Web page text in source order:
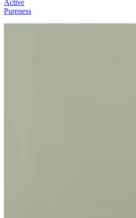
Active
Pureness